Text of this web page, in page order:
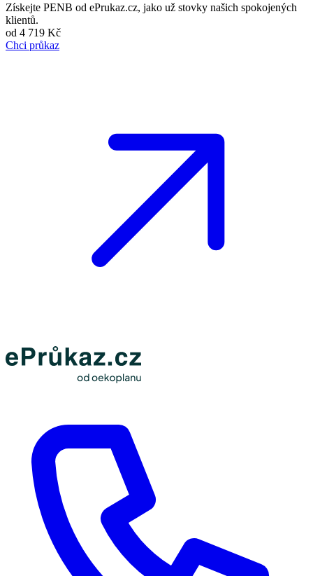
Získejte PENB od ePrukaz.cz, jako už stovky našich spokojených
klientů.
od 4 719 Kč
Chci průkaz